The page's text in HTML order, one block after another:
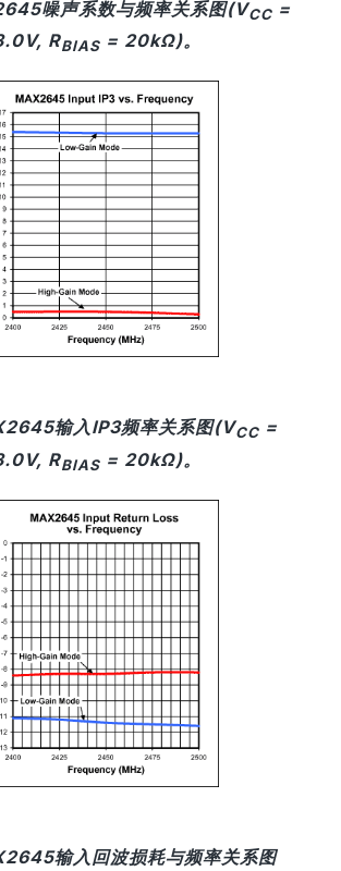
噪声系数与频率关系图(VCC=
RBIAS = 20kΩ)。
输入IP3频率关系图(VCC=
RBIAS = 20kΩ)。
输入回波损耗与频率关系图